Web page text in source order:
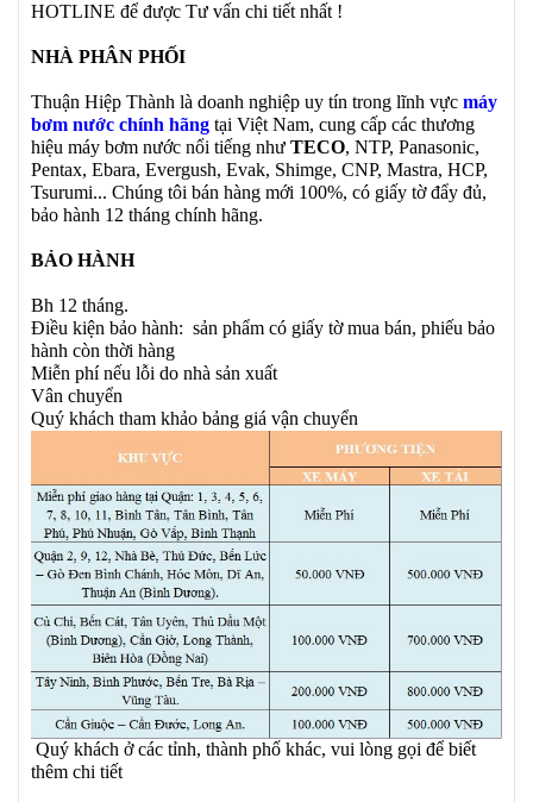
HOTLINE để được Tư vấn chi tiết nhất !
NHÀ PHÂN PHỐI
Thuận Hiệp Thành là doanh nghiệp uy tín trong lĩnh vực máy
bơm nước chính hãng tại Việt Nam, cung cấp các thương
hiệu máy bơm nước nổi tiếng như TECO, NTP, Panasonic,
Pentax, Ebara, Evergush, Evak, Shimge, CNP, Mastra, HCP,
Tsurumi... Chúng tôi bán hàng mới 100%, có giấy tờ đẩy đủ,
bảo hành 12 tháng chính hãng.
BẢO HÀNH
Bh 12 tháng.
Điều kiện bảo hành: sản phẩm có giấy tờ mua bán, phiếu bảo
hành còn thời hàng
Miễn phí nếu lỗi do nhà sản xuất
Vân chuyển
Quý khách tham khảo bảng giá vận chuyển
Quý khách ở các tỉnh, thành phố khác, vui lòng gọi để biết
thêm chi tiết